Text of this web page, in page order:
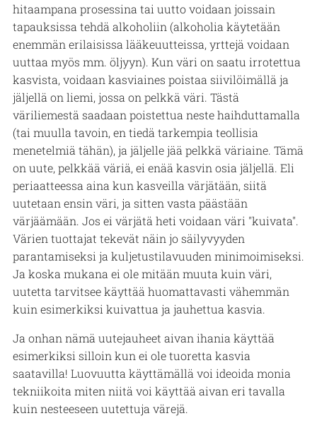
hitaampana prosessina tai uutto voidaan joissain
tapauksissa tehdä alkoholiin (alkoholia käytetään
enemmän erilaisissa lääkeuutteissa, yrttejä voidaan
uuttaa myös mm. öljyyn). Kun väri on saatu irrotettua
kasvista, voidaan kasviaines poistaa siivilöimällä ja
jäljellä on liemi, jossa on pelkkä väri. Tästä
väriliemestä saadaan poistettua neste haihduttamalla
(tai muulla tavoin, en tiedä tarkempia teollisia
menetelmiä tähän), ja jäljelle jää pelkkä väriaine. Tämä
on uute, pelkkää väriä, ei enää kasvin osia jäljellä. Eli
periaatteessa aina kun kasveilla värjätään, siitä
uutetaan ensin väri, ja sitten vasta päästään
värjäämään. Jos ei värjätä heti voidaan väri "kuivata".
Värien tuottajat tekevät näin jo säilyvyyden
parantamiseksi ja kuljetustilavuuden minimoimiseksi.
Ja koska mukana ei ole mitään muuta kuin väri,
uutetta tarvitsee käyttää huomattavasti vähemmän
kuin esimerkiksi kuivattua ja jauhettua kasvia.
Ja onhan nämä uutejauheet aivan ihania käyttää
esimerkiksi silloin kun ei ole tuoretta kasvia
saatavilla! Luovuutta käyttämällä voi ideoida monia
tekniikoita miten niitä voi käyttää aivan eri tavalla
kuin nesteeseen uutettuja värejä.